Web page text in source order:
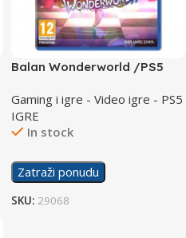
Balan Wonderworld /PS5
Gaming i igre - Video igre - PS5
IGRE
In stock
Zatraži ponudu
SKU: 29068